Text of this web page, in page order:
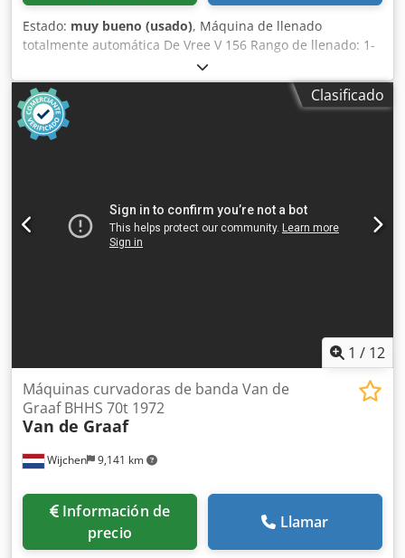
Estado: muy bueno (usado), Máquina de llenado
totalmente automática De Vree V 156 Rango de llenado: 1-
20 litros Dispositivo automático para colocar tapas
Crsdpsztc Sgofx Ai Sef Dispositivo automático para cerrar
tapas En excelente estado, directamente de la línea de
producción.
Clasificado
1 / 12
Wijchen 9,141 km
Máquinas curvadoras de banda Van de
Graaf BHHS 70t 1972
Van de Graaf
Información de
precio
Llamar